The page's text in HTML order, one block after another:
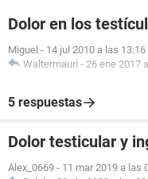
Dolor en los
Miguel - 14 jul 2010 a las 13:16
Waltermauri - 26 ene 2017
5 respuestas
Dolor testicular y
Alex_0669 - 11 mar 2019 a las